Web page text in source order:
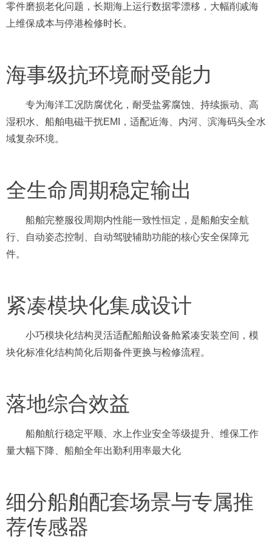
零件磨损老化问题，长期海上运行数据零漂移，大幅削减海
上维保成本与停港检修时长。
海事级抗环境耐受能力
专为海洋工况防腐优化，耐受盐雾腐蚀、持续振动、高
湿积水、船舶电磁干扰EMI，适配近海、内河、滨海码头全水
域复杂环境。
全生命周期稳定输出
船舶完整服役周期内性能一致性恒定，是船舶安全航
行、自动姿态控制、自动驾驶辅助功能的核心安全保障元
件。
紧凑模块化集成设计
小巧模块化结构灵活适配船舶设备舱紧凑安装空间，模
块化标准化结构简化后期备件更换与检修流程。
落地综合效益
船舶航行稳定平顺、水上作业安全等级提升、维保工作
量大幅下降、船舶全年出勤利用率最大化
细分船舶配套场景与专属推
荐传感器